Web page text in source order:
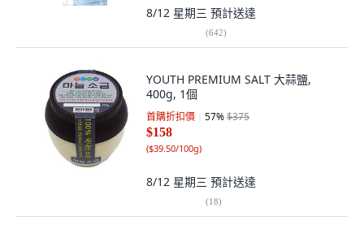
8/12 星期三 預計送達
(642)
YOUTH PREMIUM SALT 大蒜鹽,
400g, 1個
首購折扣價 57%$375
$158
($39.50/100g)
8/12 星期三 預計送達
(18)